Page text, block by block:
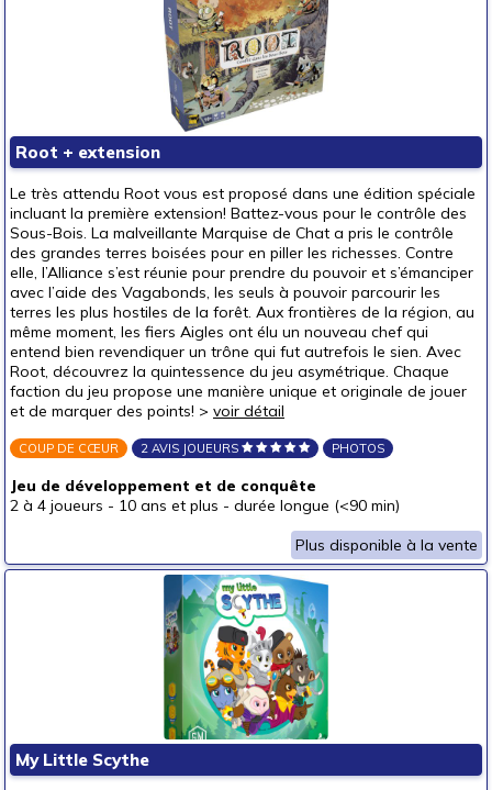
Root + extension
Le très attendu Root vous est proposé dans une édition spéciale
incluant la première extension! Battez-vous pour le contrôle des
Sous-Bois. La malveillante Marquise de Chat a pris le contrôle
des grandes terres boisées pour en piller les richesses. Contre
elle, l’Alliance s’est réunie pour prendre du pouvoir et s’émanciper
avec l’aide des Vagabonds, les seuls à pouvoir parcourir les
terres les plus hostiles de la forêt. Aux frontières de la région, au
même moment, les fiers Aigles ont élu un nouveau chef qui
entend bien revendiquer un trône qui fut autrefois le sien. Avec
Root, découvrez la quintessence du jeu asymétrique. Chaque
faction du jeu propose une manière unique et originale de jouer
et de marquer des points! > voir détail
COUP DE CŒUR 2 AVIS JOUEURS PHOTOS
Jeu de développement et de conquête
2 à 4 joueurs - 10 ans et plus - durée longue (<90 min)
Plus disponible à la vente
My Little Scythe